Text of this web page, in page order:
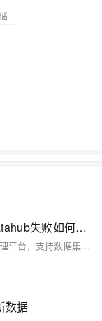
DataWorks常见问题之kafka数据导入datahub失败如何解决
DataWorks是阿里云提供的一站式大数据开发与管理平台，支持数据集成、数据开发、数据治理等功能；在本汇总中，我们梳理了DataWorks产品在使用过程中经常遇到的问题及解答，以助用户在数据处理和分析工作中提高效率，降低难度。
数据